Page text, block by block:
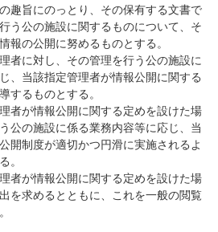
趣旨にのっとり、その保有する文書で
う公の施設に関するものについて、そ
報の公開に努めるものとする。
者に対し、その管理を行う公の施設に
、当該指定管理者が情報公開に関する
するものとする。
者が情報公開に関する定めを設けた場
公の施設に係る業務内容等に応じ、当
開制度が適切かつ円滑に実施されるよ
。
者が情報公開に関する定めを設けた場
を求めるとともに、これを一般の閲覧